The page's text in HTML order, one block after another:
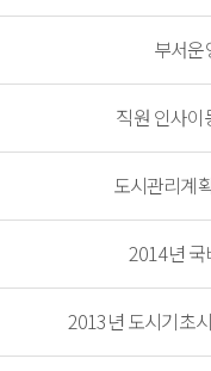
부서운
직원 인사이
도시관리계
2014년 국
2013년 도시기초